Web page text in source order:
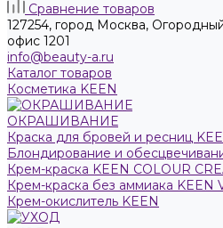
Сравнение товаров
127254, город Москва,
офис 1201
info@beauty-a.ru
Каталог товаров
Косметика KEEN
ОКРАШИВАНИЕ
Краска для бровей и ресниц
Блондирование и
Крем-краска KEEN COLOUR
Крем-краска без аммиака KEEN
Крем-окислитель KEEN